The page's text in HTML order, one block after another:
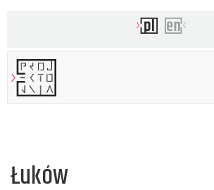
Łuków